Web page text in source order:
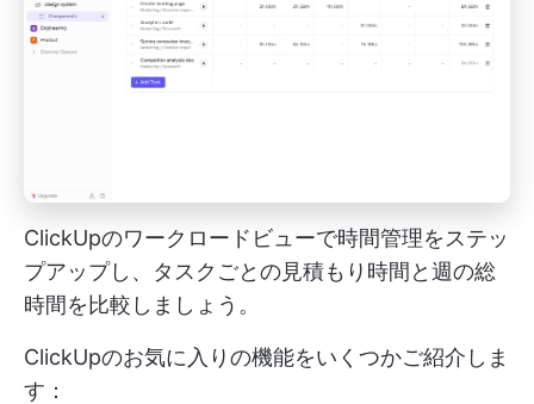
ClickUpのワークロードビューで時間管理をステッ
プアップし、タスクごとの見積もり時間と週の総
時間を比較しましょう。
ClickUpのお気に入りの機能をいくつかご紹介しま
す：